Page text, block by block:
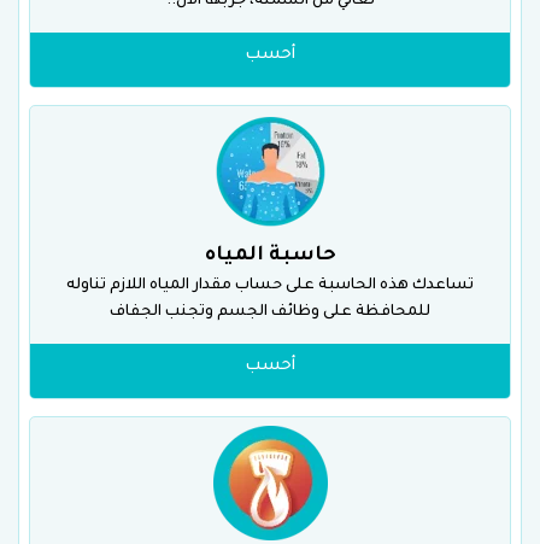
أحسب
حاسبة المياه
تساعدك هذه الحاسبة على حساب مقدار المياه اللازم تناوله
للمحافظة على وظائف الجسم وتجنب الجفاف
أحسب